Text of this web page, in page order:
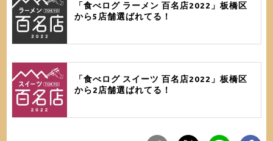
「食べログ ラーメン 百名店2022」板橋区
から5店舗選ばれてる！
「食べログ スイーツ 百名店2022」板橋区
から2店舗選ばれてる！